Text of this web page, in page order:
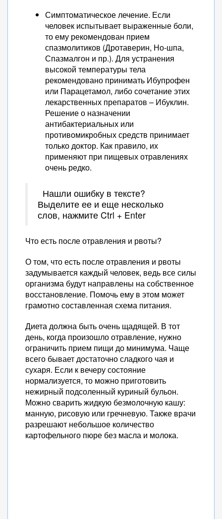
Симптоматическое лечение. Если
человек испытывает выраженные боли,
то ему рекомендован прием
спазмолитиков (Дротаверин, Но-шпа,
Спазмалгон и пр.). Для устранения
высокой температуры тела
рекомендовано принимать Ибупрофен
или Парацетамол, либо сочетание этих
лекарственных препаратов – Ибуклин.
Решение о назначении
антибактериальных или
противомикробных средств принимает
только доктор. Как правило, их
применяют при пищевых отравлениях
очень редко.
Нашли ошибку в тексте?
Выделите ее и еще несколько
слов, нажмите Ctrl + Enter
Что есть после отравления и рвоты?
О том, что есть после отравления и рвоты
задумывается каждый человек, ведь все силы
организма будут направлены на собственное
восстановление. Помочь ему в этом может
грамотно составленная схема питания.
Диета должна быть очень щадящей. В тот
день, когда произошло отравление, нужно
ограничить прием пищи до минимума. Чаще
всего бывает достаточно сладкого чая и
сухаря. Если к вечеру состояние
нормализуется, то можно приготовить
нежирный подсоленный куриный бульон.
Можно сварить жидкую безмолочную кашу:
манную, рисовую или гречневую. Также врачи
разрешают небольшое количество
картофельного пюре без масла и молока.